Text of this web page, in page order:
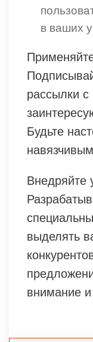
в ваших
рассылки
Будьте
Внедряйте
выделять
внимание